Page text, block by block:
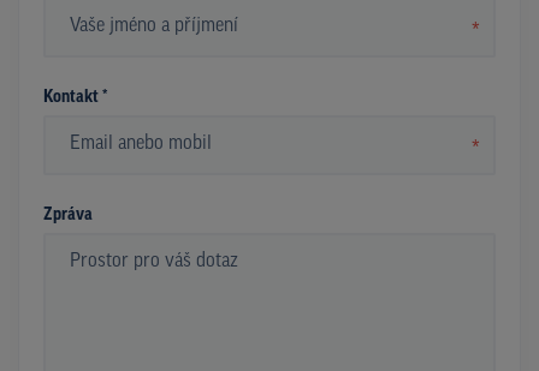
*
Kontakt *
*
Zpráva